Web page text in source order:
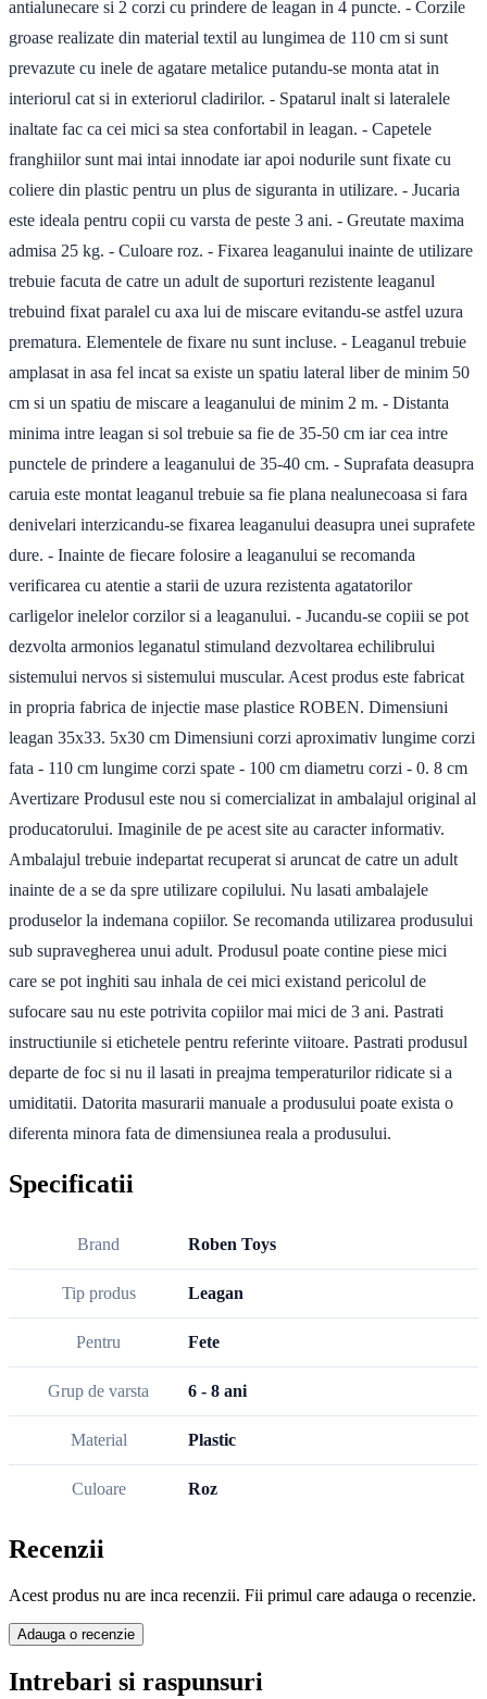
antialunecare si 2 corzi cu prindere de leagan in 4 puncte. - Corzile
groase realizate din material textil au lungimea de 110 cm si sunt
prevazute cu inele de agatare metalice putandu-se monta atat in
interiorul cat si in exteriorul cladirilor. - Spatarul inalt si lateralele
inaltate fac ca cei mici sa stea confortabil in leagan. - Capetele
franghiilor sunt mai intai innodate iar apoi nodurile sunt fixate cu
coliere din plastic pentru un plus de siguranta in utilizare. - Jucaria
este ideala pentru copii cu varsta de peste 3 ani. - Greutate maxima
admisa 25 kg. - Culoare roz. - Fixarea leaganului inainte de utilizare
trebuie facuta de catre un adult de suporturi rezistente leaganul
trebuind fixat paralel cu axa lui de miscare evitandu-se astfel uzura
prematura. Elementele de fixare nu sunt incluse. - Leaganul trebuie
amplasat in asa fel incat sa existe un spatiu lateral liber de minim 50
cm si un spatiu de miscare a leaganului de minim 2 m. - Distanta
minima intre leagan si sol trebuie sa fie de 35-50 cm iar cea intre
punctele de prindere a leaganului de 35-40 cm. - Suprafata deasupra
caruia este montat leaganul trebuie sa fie plana nealunecoasa si fara
denivelari interzicandu-se fixarea leaganului deasupra unei suprafete
dure. - Inainte de fiecare folosire a leaganului se recomanda
verificarea cu atentie a starii de uzura rezistenta agatatorilor
carligelor inelelor corzilor si a leaganului. - Jucandu-se copiii se pot
dezvolta armonios leganatul stimuland dezvoltarea echilibrului
sistemului nervos si sistemului muscular. Acest produs este fabricat
in propria fabrica de injectie mase plastice ROBEN. Dimensiuni
leagan 35x33. 5x30 cm Dimensiuni corzi aproximativ lungime corzi
fata - 110 cm lungime corzi spate - 100 cm diametru corzi - 0. 8 cm
Avertizare Produsul este nou si comercializat in ambalajul original al
producatorului. Imaginile de pe acest site au caracter informativ.
Ambalajul trebuie indepartat recuperat si aruncat de catre un adult
inainte de a se da spre utilizare copilului. Nu lasati ambalajele
produselor la indemana copiilor. Se recomanda utilizarea produsului
sub supravegherea unui adult. Produsul poate contine piese mici
care se pot inghiti sau inhala de cei mici existand pericolul de
sufocare sau nu este potrivita copiilor mai mici de 3 ani. Pastrati
instructiunile si etichetele pentru referinte viitoare. Pastrati produsul
departe de foc si nu il lasati in preajma temperaturilor ridicate si a
umiditatii. Datorita masurarii manuale a produsului poate exista o
diferenta minora fata de dimensiunea reala a produsului.
Specificatii
Brand Roben Toys
Tip produs Leagan
Pentru Fete
Grup de varsta 6 - 8 ani
Material Plastic
Culoare Roz
Recenzii
Acest produs nu are inca recenzii. Fii primul care adauga o recenzie.
Adauga o recenzie
Intrebari si raspunsuri